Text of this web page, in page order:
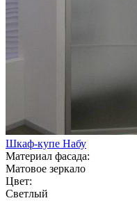
Шкаф-купе Набу
Материал фасада:
Матовое зеркало
Цвет:
Светлый